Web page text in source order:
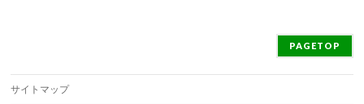
PAGETOP
サイトマップ